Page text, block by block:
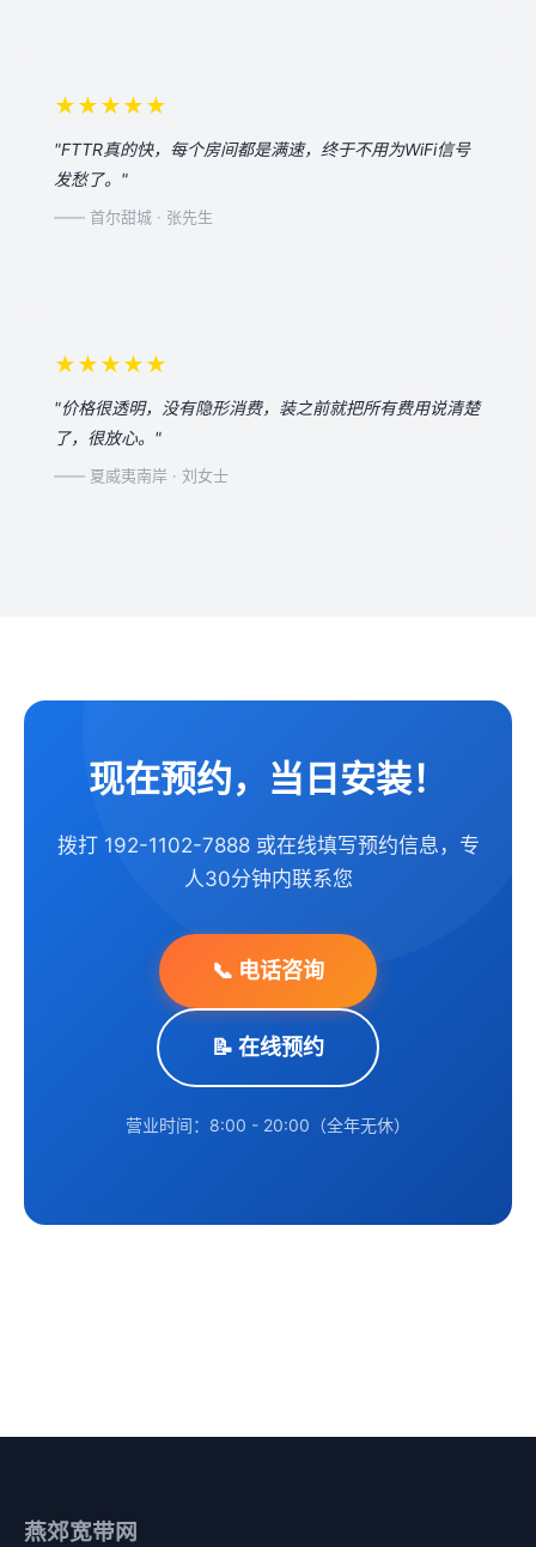
★★★★★
"FTTR真的快，每个房间都是满速，终于不用为WiFi信号
发愁了。"
—— 首尔甜城 · 张先生
★★★★★
"价格很透明，没有隐形消费，装之前就把所有费用说清楚
了，很放心。"
—— 夏威夷南岸 · 刘女士
现在预约，当日安装！
拨打 192-1102-7888 或在线填写预约信息，专
人30分钟内联系您
📞 电话咨询
📝 在线预约
营业时间：8:00 - 20:00（全年无休）
燕郊宽带网